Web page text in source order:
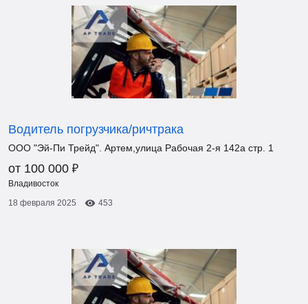
Водитель погрузчика/ричтрака
ООО "Эй-Пи Трейд". Артем,улица Рабочая 2-я 142а стр. 1
от 100 000 ₽
Владивосток
18 февраля 2025
453